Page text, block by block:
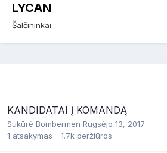
LYCAN
Šalčininkai
KANDIDATAI Į KOMANDĄ
Sukūrė Bombermen Rugsėjo 13, 2017
1 atsakymas 1.7k peržiūros